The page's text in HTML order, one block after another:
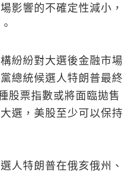
影響的不確定性減小，
紛紛對大選後金融市場
總統候選人特朗普最終
股票指數或將面臨拋售
選，美股至少可以保持
人特朗普在俄亥俄州、